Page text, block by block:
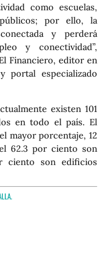
como escuelas,
por ello, la
y perderá
y conectividad”,
Financiero, editor en
portal especializado
existen 101
en todo el país. El
mayor porcentaje, 12
62.3 por ciento son
ciento son edificios
.